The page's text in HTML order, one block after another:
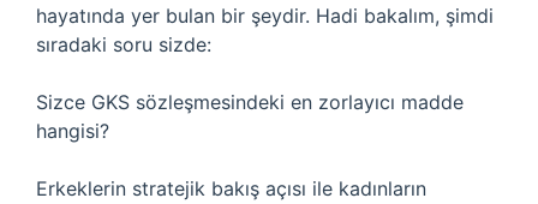
hayatında yer bulan bir şeydir. Hadi bakalım, şimdi
sıradaki soru sizde:
Sizce GKS sözleşmesindeki en zorlayıcı madde
hangisi?
Erkeklerin stratejik bakış açısı ile kadınların